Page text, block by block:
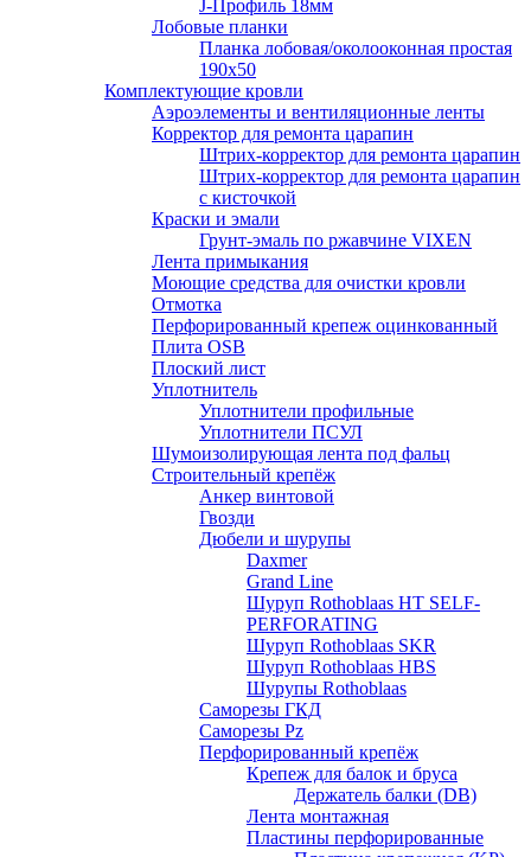
J-Профиль 18мм
Лобовые планки
Планка лобовая/околооконная простая
190х50
Комплектующие кровли
Аэроэлементы и вентиляционные ленты
Корректор для ремонта царапин
Штрих-корректор для ремонта царапин
Штрих-корректор для ремонта царапин
с кисточкой
Краски и эмали
Грунт-эмаль по ржавчине VIXEN
Лента примыкания
Моющие средства для очистки кровли
Отмотка
Перфорированный крепеж оцинкованный
Плита OSB
Плоский лист
Уплотнитель
Уплотнители профильные
Уплотнители ПСУЛ
Шумоизолирующая лента под фальц
Строительный крепёж
Анкер винтовой
Гвозди
Дюбели и шурупы
Daxmer
Grand Line
Шуруп Rothoblaas HT SELF-
PERFORATING
Шуруп Rothoblaas SKR
Шуруп Rothoblaas НВS
Шурупы Rothoblaas
Саморeзы ГКД
Саморезы Pz
Перфорированный крепёж
Крепеж для балок и бруса
Держатель балки (DB)
Лента монтажнaя
Пластины перфорированные